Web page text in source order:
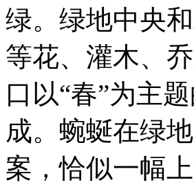
绿。绿地中央
等花、灌木、
口以“春”为主
成。蜿蜒在绿
案，恰似一幅